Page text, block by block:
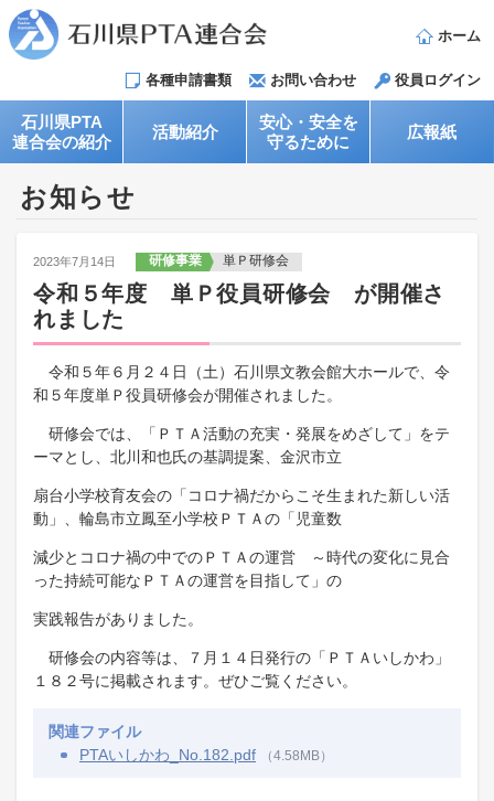
ホーム
各種申請書類 お問い合わせ 役員ログイン
石川県PTA
連合会の紹介
活動紹介
安心・安全を
守るために
広報紙
お知らせ
2023年7月14日 研修事業 単Ｐ研修会
令和５年度 単Ｐ役員研修会 が開催さ
れました
令和５年６月２４日（土）​石川県文教会館大ホールで、令
和５年度単Ｐ役員研修会が開催されました。
研修会では、「ＰＴＡ活動の充実・発展をめざして」をテ
ーマとし、北川和也氏の基調提案、金沢市立
扇台小学校育友会の「コロナ禍だからこそ生まれた新しい活
動」、輪島市立鳳至小学校ＰＴＡの「児童数
減少とコロナ禍の中でのＰＴＡの運営 ～時代の変化に見合
った持続可能なＰＴＡの運営を目指して」の
実践報告がありました。
研修会の内容等は、７月１４日発行の「ＰＴＡいしかわ」
１８２号に掲載されます。ぜひご覧ください。
関連ファイル
PTAいしかわ_No.182.pdf
（4.58MB）